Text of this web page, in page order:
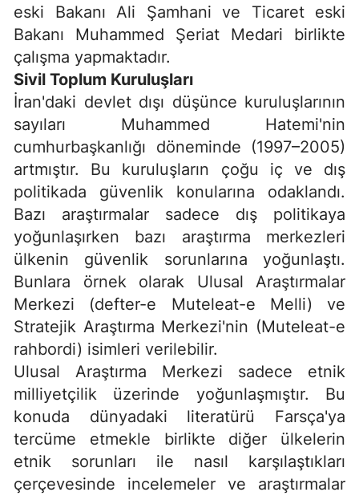
eski Bakanı Ali Şamhani ve Ticaret eski
Bakanı Muhammed Şeriat Medari birlikte
çalışma yapmaktadır.
Sivil Toplum Kuruluşları
İran'daki devlet dışı düşünce kuruluşlarının
sayıları Muhammed Hatemi'nin
cumhurbaşkanlığı döneminde (1997–2005)
artmıştır. Bu kuruluşların çoğu iç ve dış
politikada güvenlik konularına odaklandı.
Bazı araştırmalar sadece dış politikaya
yoğunlaşırken bazı araştırma merkezleri
ülkenin güvenlik sorunlarına yoğunlaştı.
Bunlara örnek olarak Ulusal Araştırmalar
Merkezi (defter-e Muteleat-e Melli) ve
Stratejik Araştırma Merkezi'nin (Muteleat-e
rahbordi) isimleri verilebilir.
Ulusal Araştırma Merkezi sadece etnik
milliyetçilik üzerinde yoğunlaşmıştır. Bu
konuda dünyadaki literatürü Farsça'ya
tercüme etmekle birlikte diğer ülkelerin
etnik sorunları ile nasıl karşılaştıkları
çerçevesinde incelemeler ve araştırmalar